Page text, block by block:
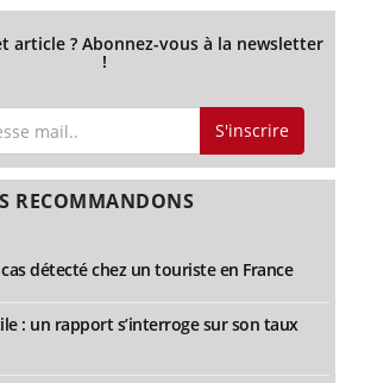
article ? Abonnez-vous à la newsletter
!
S'inscrire
RECOMMANDONS
détecté chez un touriste en France
: un rapport s’interroge sur son taux